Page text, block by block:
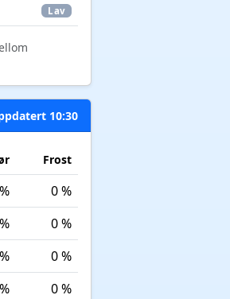
Lav
10:30
Frost
0 %
0 %
0 %
0 %